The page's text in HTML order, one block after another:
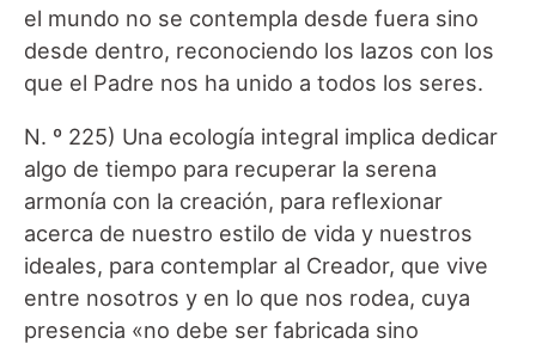
el mundo no se contempla desde fuera sino
desde dentro, reconociendo los lazos con los
que el Padre nos ha unido a todos los seres.
N. º 225) Una ecología integral implica dedicar
algo de tiempo para recuperar la serena
armonía con la creación, para reflexionar
acerca de nuestro estilo de vida y nuestros
ideales, para contemplar al Creador, que vive
entre nosotros y en lo que nos rodea, cuya
presencia «no debe ser fabricada sino